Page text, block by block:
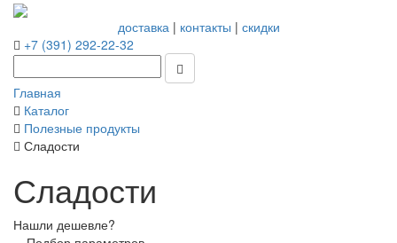
доставка| контакты | скидки
+7 (391) 292-22-32
Главная
Каталог
Полезные продукты
Сладости
Сладости
Нашли дешевле?